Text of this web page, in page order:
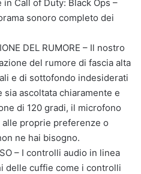
Call of Duty: Black Ops –
sonoro completo dei
DEL RUMORE – Il nostro
del rumore di fascia alta
e di sottofondo indesiderati
ascoltata chiaramente e
di 120 gradi, il microfono
proprie preferenze o
ne hai bisogno.
– I controlli audio in linea
delle cuffie come i controlli